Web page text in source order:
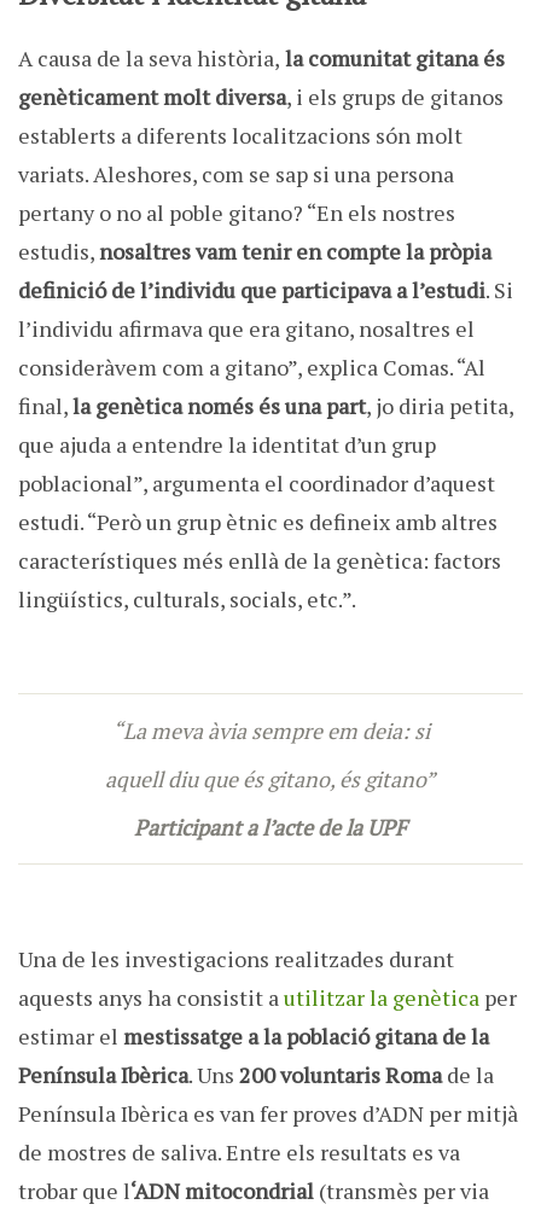
A causa de la seva història, la comunitat gitana és
genèticament molt diversa, i els grups de gitanos
establerts a diferents localitzacions són molt
variats. Aleshores, com se sap si una persona
pertany o no al poble gitano? “En els nostres
estudis,nosaltres vam tenir en compte la pròpia
definició de l’individu que participava a l’estudi. Si
l’individu afirmava que era gitano, nosaltres el
consideràvem com a gitano”, explica Comas. “Al
final,la genètica només és una part, jo diria petita,
que ajuda a entendre la identitat d’un grup
poblacional”, argumenta el coordinador d’aquest
estudi. “Però un grup ètnic es defineix amb altres
característiques més enllà de la genètica: factors
lingüístics, culturals, socials, etc.”.
“La meva àvia sempre em deia: si
aquell diu que és gitano, és gitano”
Participant a l’acte de la UPF
Una de les investigacions realitzades durant
aquests anys ha consistit a utilitzar la genètica per
estimar el mestissatge a la població gitana de la
Península Ibèrica. Uns 200 voluntaris Romade la
Península Ibèrica es van fer proves d’ADN per mitjà
de mostres de saliva. Entre els resultats es va
trobar que l‘ADN mitocondrial (transmès per via